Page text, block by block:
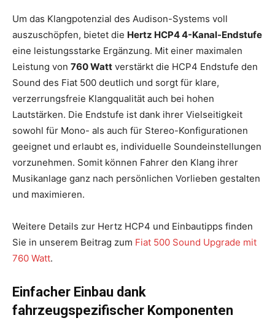
Um das Klangpotenzial des Audison-Systems voll
auszuschöpfen, bietet die Hertz HCP4 4-Kanal-Endstufe
eine leistungsstarke Ergänzung. Mit einer maximalen
Leistung von 760 Watt verstärkt die HCP4 Endstufe den
Sound des Fiat 500 deutlich und sorgt für klare,
verzerrungsfreie Klangqualität auch bei hohen
Lautstärken. Die Endstufe ist dank ihrer Vielseitigkeit
sowohl für Mono- als auch für Stereo-Konfigurationen
geeignet und erlaubt es, individuelle Soundeinstellungen
vorzunehmen. Somit können Fahrer den Klang ihrer
Musikanlage ganz nach persönlichen Vorlieben gestalten
und maximieren.
Weitere Details zur Hertz HCP4 und Einbautipps finden
Sie in unserem Beitrag zum Fiat 500 Sound Upgrade mit
760 Watt.
Einfacher Einbau dank
fahrzeugspezifischer Komponenten